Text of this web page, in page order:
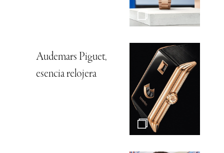
Audemars Piguet,
esencia relojera